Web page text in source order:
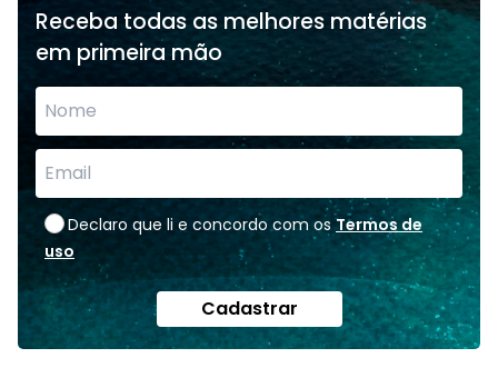
Receba todas as melhores matérias
em primeira mão
Declaro que li e concordo com os Termos de
uso
Cadastrar